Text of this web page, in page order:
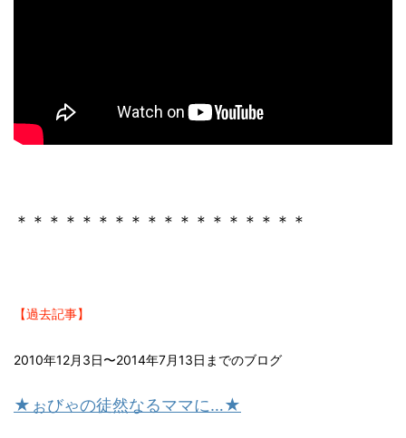
＊＊＊＊＊＊＊＊＊＊＊＊＊＊＊＊＊＊
【過去記事】
2010年12月3日〜2014年7月13日までのブログ
★ぉびゃの徒然なるママに…★